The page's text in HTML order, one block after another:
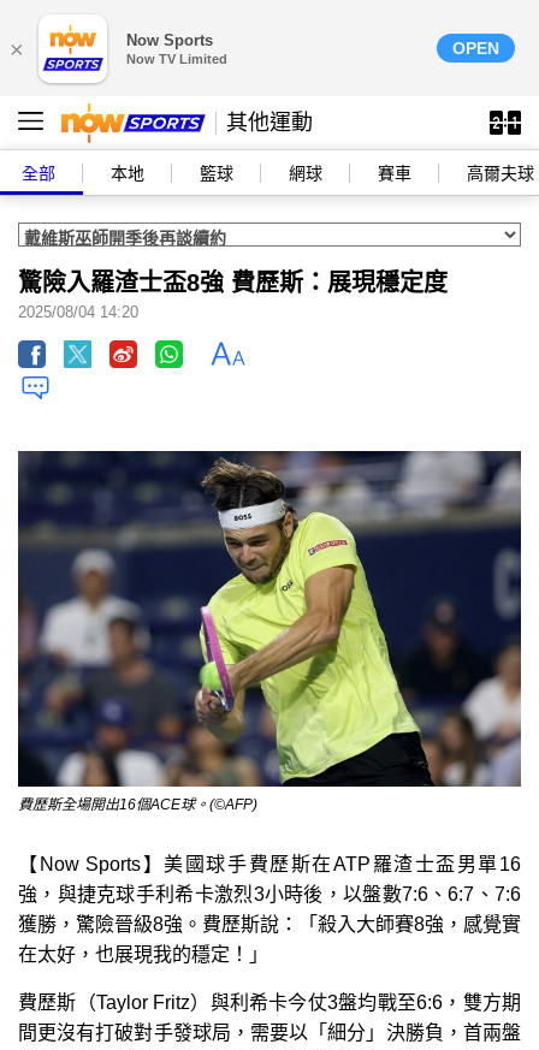
× Now Sports
Now TV Limited
OPEN
其他運動
全部 本地 籃球 網球 賽車 高爾夫球
驚險入羅渣士盃8強 費歷斯：展現穩定度
2025/08/04 14:20
費歷斯全場開出16個ACE球。(©AFP)
【Now Sports】美國球手費歷斯在ATP羅渣士盃男單16
強，與捷克球手利希卡激烈3小時後，以盤數7:6、6:7、7:6
獲勝，驚險晉級8強。費歷斯說：「殺入大師賽8強，感覺實
在太好，也展現我的穩定！」
費歷斯（Taylor Fritz）與利希卡今仗3盤均戰至6:6，雙方期
間更沒有打破對手發球局，需要以「細分」決勝負，首兩盤